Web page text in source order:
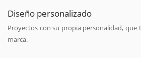
Diseño personalizado
Proyectos con su propia personalidad, que
marca.